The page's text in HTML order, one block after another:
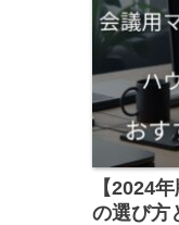
【2024
の選び方